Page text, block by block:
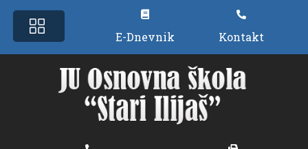
E-Dnevnik Kontakt